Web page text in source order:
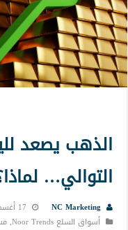
الذهب يصعد
التوالي…
NC Marketing
17 أغسطس, 2021 11:59 ص
أسواق السلع Noor Trends
,